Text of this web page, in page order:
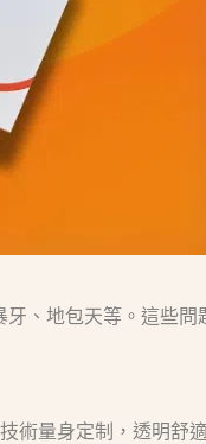
、地包天等。這些
術量身定制，透明